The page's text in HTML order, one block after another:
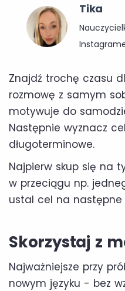
Tika
Znajdź trochę czasu
rozmowę z samym
motywuje do
Następnie wyznacz
długoterminowe.
Najpierw skup się na
w przeciągu np.
ustal cel na następne
Skorzystaj z
Najważniejsze przy
nowym języku - bez